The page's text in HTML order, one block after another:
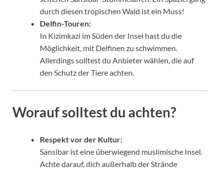
durch diesen tropischen Wald ist ein Muss!
Delfin-Touren:
In Kizimkazi im Süden der Insel hast du die
Möglichkeit, mit Delfinen zu schwimmen.
Allerdings solltest du Anbieter wählen, die auf
den Schutz der Tiere achten.
Worauf solltest du achten?
Respekt vor der Kultur:
Sansibar ist eine überwiegend muslimische Insel.
Achte darauf, dich außerhalb der Strände